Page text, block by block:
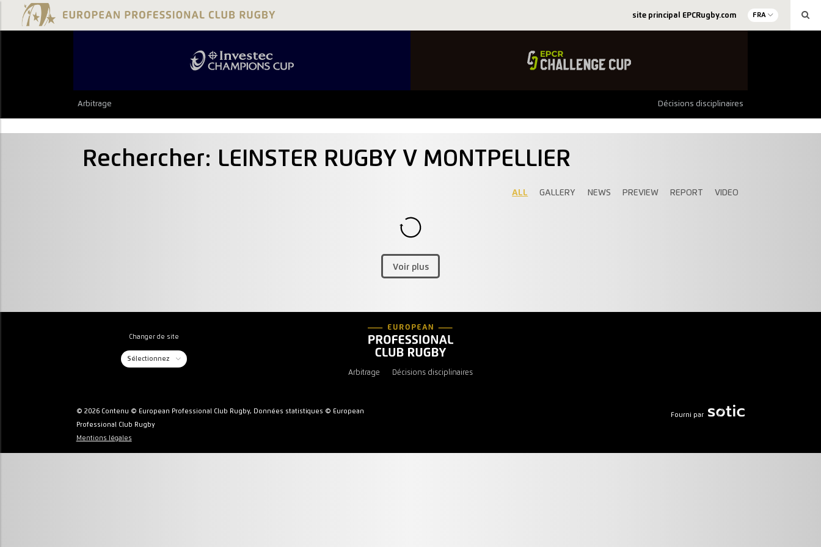
site principal EPCRugby.com FRA
Arbitrage Décisions disciplinaires
Rechercher: LEINSTER RUGBY V MONTPELLIER
ALL GALLERY NEWS PREVIEW REPORT VIDEO
Voir plus
Changer de site
Sélectionnez
Arbitrage Décisions disciplinaires
© 2026 Contenu © European Professional Club Rugby, Données statistiques © European
Professional Club Rugby
Mentions légales
Fourni par